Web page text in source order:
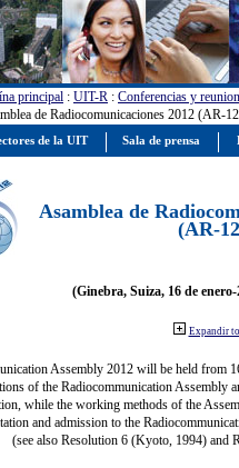
principal : UIT-R : Conferencias y
de Radiocomunicaciones 2012 (AR-
Asamblea de
(AR-
(Ginebra, Suiza, 16 de
Expandir
Assembly 2012 will be held from
of the Radiocommunication Assembly
while the working methods of the
and admission to the
(see also Resolution 6 (Kyoto, 1994) and
de la UIT Sala de prensa